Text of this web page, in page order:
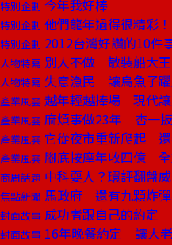
特別企劃 今年我好棒
特別企劃 他們龍年過得很精彩！
特別企劃 2012台灣好讚的10件
人物特寫 別人不做 散裝船大
人物特寫 失意漁民 讓烏魚子
產業風雲 越年輕越捧場 現代
產業風雲 麻煩事做23年 杏一
產業風雲 它從夜市重新爬起
產業風雲 腳底按摩年收四億
商周話題 中科耍人？環評翻盤
焦點新聞 馬政府 還有九顆炸
封面故事 成功者跟自己的約定
封面故事 16年晚餐約定 讓大